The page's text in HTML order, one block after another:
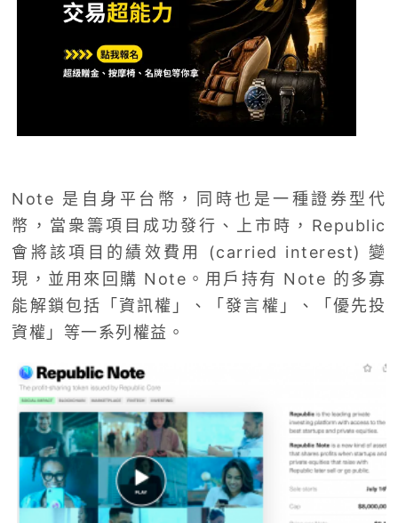
Note 是自身平台幣，同時也是一種證券型代
幣，當衆籌項目成功發行、上市時，Republic
會將該項目的績效費用 (carried interest) 變
現，並用來回購 Note。用戶持有 Note 的多寡
能解鎖包括「資訊權」、「發言權」、「優先投
資權」等一系列權益。